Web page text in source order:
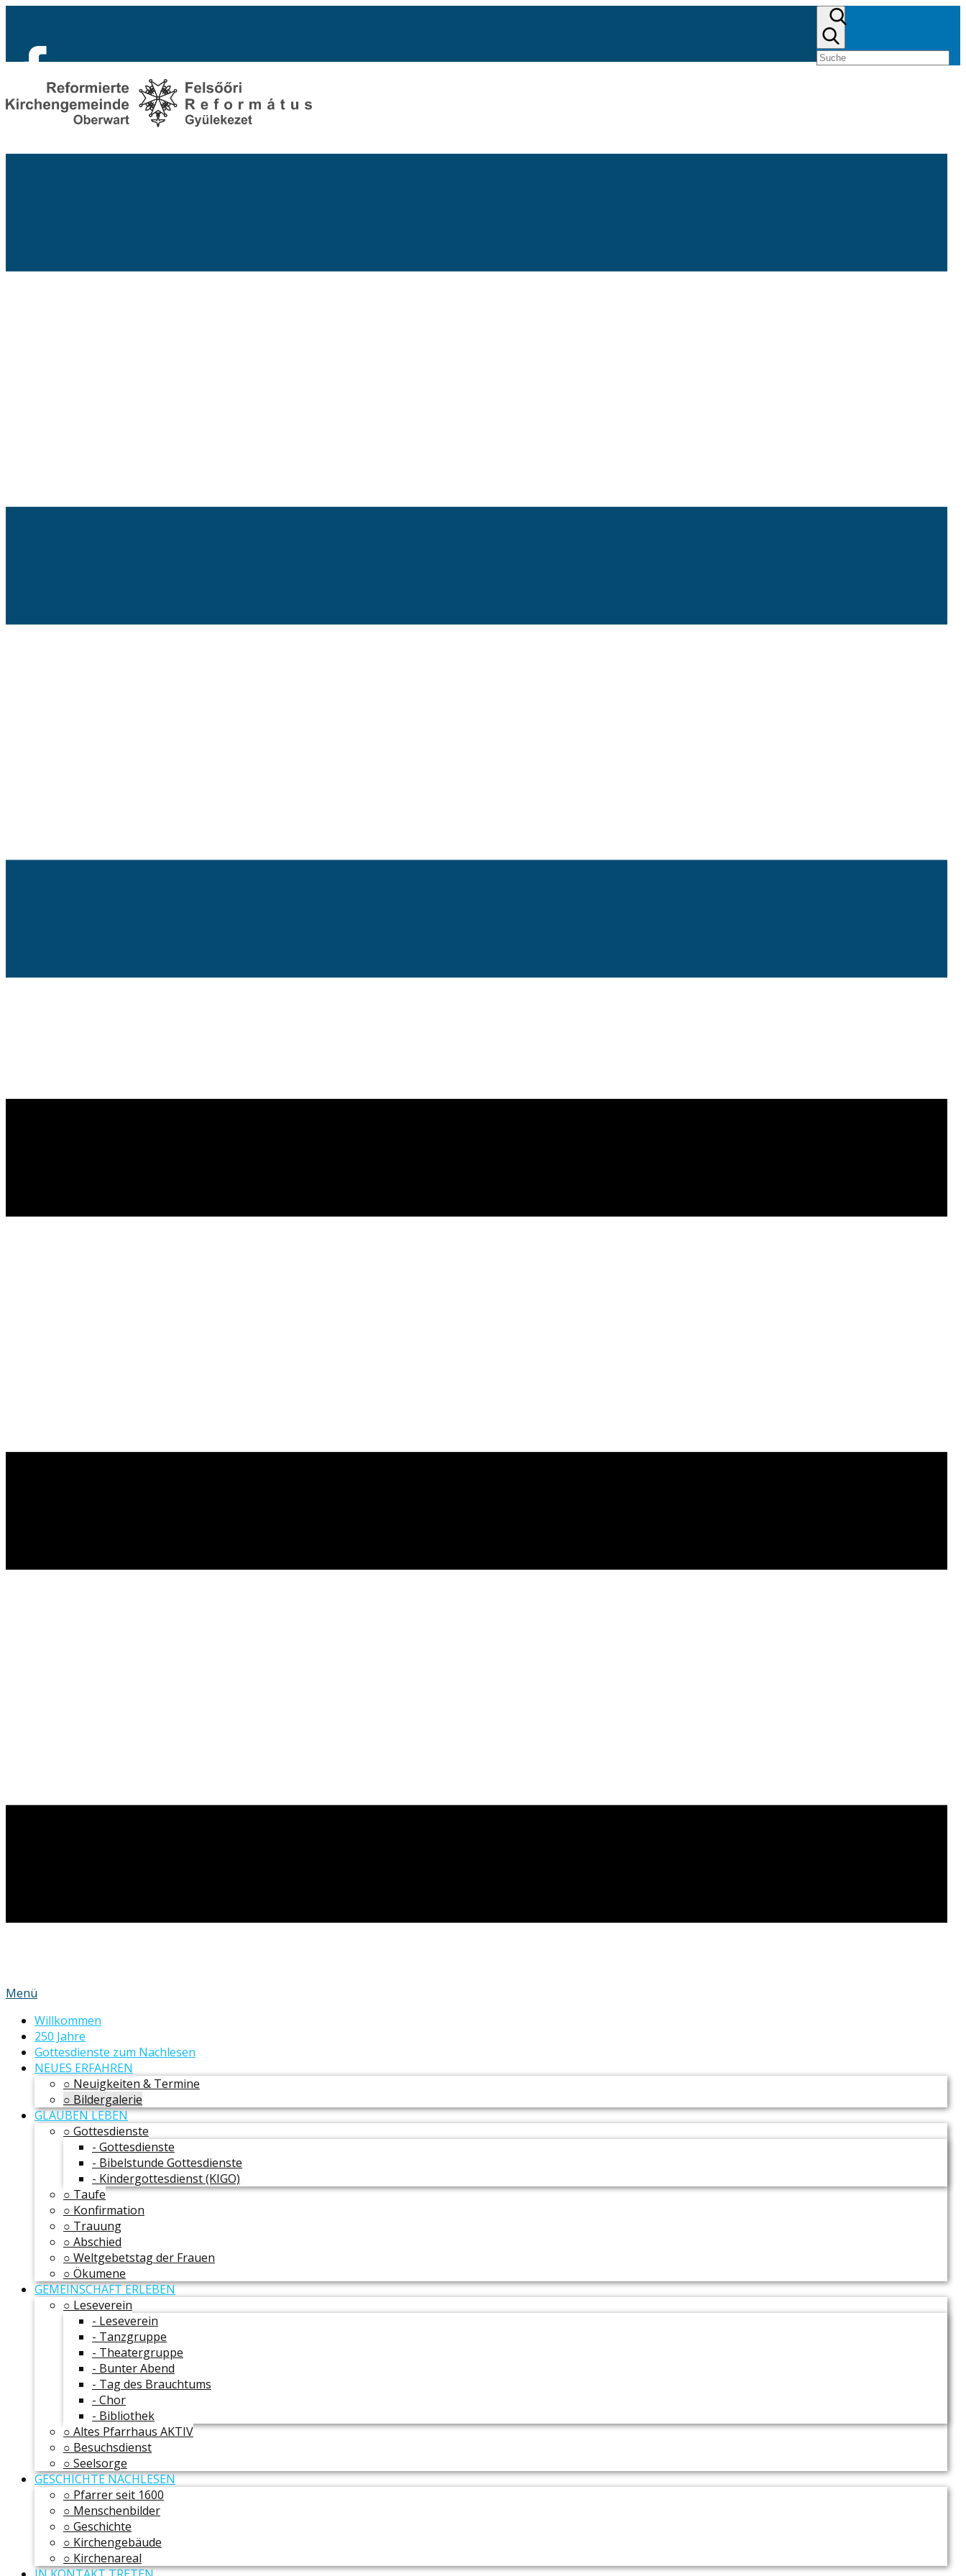
Menü
Willkommen
250 Jahre
Gottesdienste zum Nachlesen
NEUES ERFAHREN
○ Neuigkeiten & Termine
○ Bildergalerie
GLAUBEN LEBEN
○ Gottesdienste
- Gottesdienste
- Bibelstunde Gottesdienste
- Kindergottesdienst (KIGO)
○ Taufe
○ Konfirmation
○ Trauung
○ Abschied
○ Weltgebetstag der Frauen
○ Ökumene
GEMEINSCHAFT ERLEBEN
○ Leseverein
- Leseverein
- Tanzgruppe
- Theatergruppe
- Bunter Abend
- Tag des Brauchtums
- Chor
- Bibliothek
○ Altes Pfarrhaus AKTIV
○ Besuchsdienst
○ Seelsorge
GESCHICHTE NACHLESEN
○ Pfarrer seit 1600
○ Menschenbilder
○ Geschichte
○ Kirchengebäude
○ Kirchenareal